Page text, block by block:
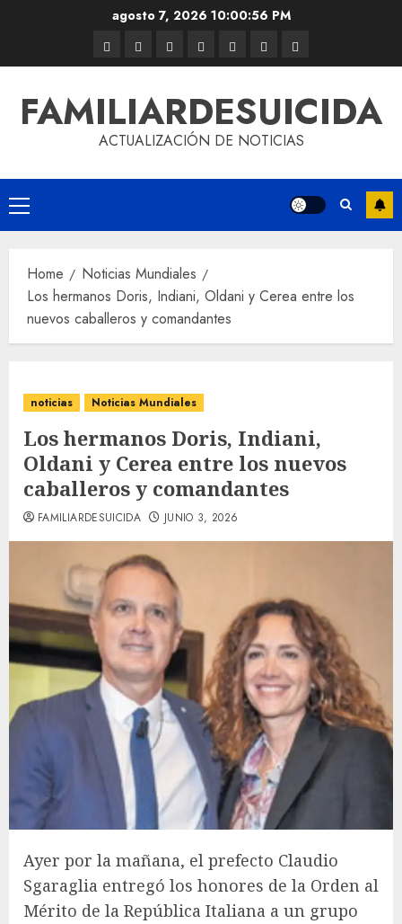
agosto 7, 2026 10:00:56 PM
FAMILIARDESUICIDA
ACTUALIZACIÓN DE NOTICIAS
Home
Noticias Mundiales
Los hermanos Doris, Indiani, Oldani y Cerea entre los
nuevos caballeros y comandantes
noticias Noticias Mundiales
Los hermanos Doris, Indiani,
Oldani y Cerea entre los nuevos
caballeros y comandantes
FAMILIARDESUICIDA JUNIO 3, 2026
Ayer por la mañana, el prefecto Claudio
Sgaraglia entregó los honores de la Orden al
Mérito de la República Italiana a un grupo